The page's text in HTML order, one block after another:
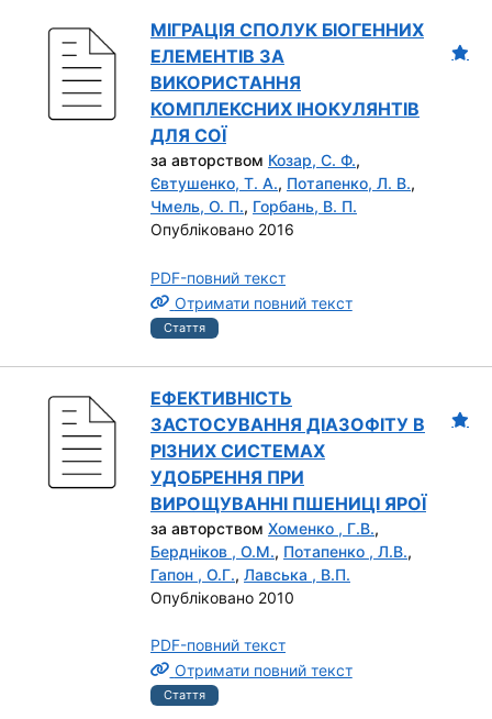
МІГРАЦІЯ СПОЛУК БІОГЕННИХ
ЕЛЕМЕНТІВ ЗА
ВИКОРИСТАННЯ
КОМПЛЕКСНИХ ІНОКУЛЯНТІВ
ДЛЯ СОЇ
за авторством Козар, С. Ф.,
Євтушенко, Т. А., Потапенко, Л. В.,
Чмель, О. П., Горбань, В. П.
Опубліковано 2016
PDF-повний текст
Отримати повний текст
Стаття
ЕФЕКТИВНІСТЬ
ЗАСТОСУВАННЯ ДІАЗОФІТУ В
РІЗНИХ СИСТЕМАХ
УДОБРЕННЯ ПРИ
ВИРОЩУВАННІ ПШЕНИЦІ ЯРОЇ
за авторством Хоменко , Г.В.,
Бердніков , О.М., Потапенко , Л.В.,
Гапон , О.Г., Лавська , В.П.
Опубліковано 2010
PDF-повний текст
Отримати повний текст
Стаття